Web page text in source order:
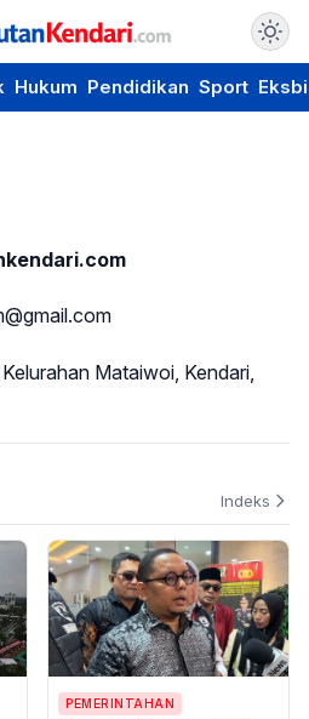
Hukum Pendidikan Sport
Mataiwoi, Kendari,
Indeks
PEMERINTAHAN